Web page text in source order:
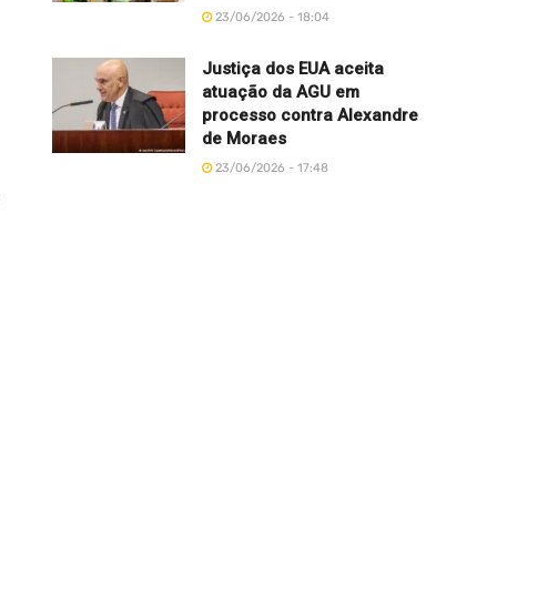
23/06/2026 - 18:04
Justiça dos EUA aceita
atuação da AGU em
processo contra Alexandre
de Moraes
23/06/2026 - 17:48